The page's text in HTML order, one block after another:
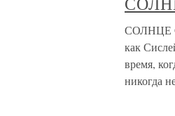
СОЛНЦЕ
как
время,
никогда